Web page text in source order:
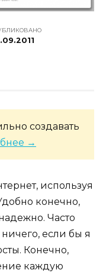
создавать
→
используя
конечно,
Часто
ничего, если бы я
Конечно,
каждую